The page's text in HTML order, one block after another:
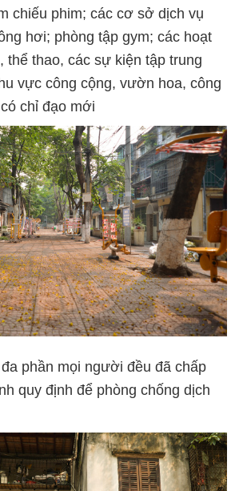
chiếu phim; các cơ sở dịch vụ
hơi; phòng tập gym; các hoạt
thể thao, các sự kiện tập trung
vực công cộng, vườn hoa, công
chỉ đạo mới
phần mọi người đều đã chấp
quy định để phòng chống dịch